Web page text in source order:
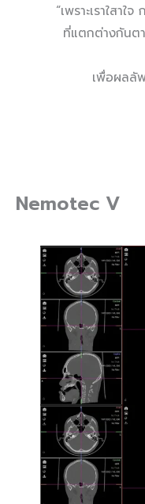
“เพราะเราใสาใ
ที่แตกต่างกันต
เพื่อผลลั
Nemotec V